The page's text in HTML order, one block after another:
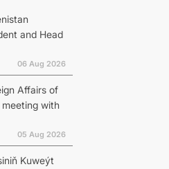
and Head
06 Aug 2026
Affairs of
with
05 Aug 2026
Kuweýt